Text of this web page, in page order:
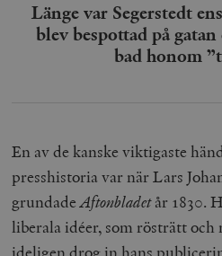
Länge var Segerstedt
blev bespottad på
bad honom
En av de kanske viktigaste
presshistoria var när Lars
grundadeAftonbladetår 1830.
liberala idéer, som rösträtt